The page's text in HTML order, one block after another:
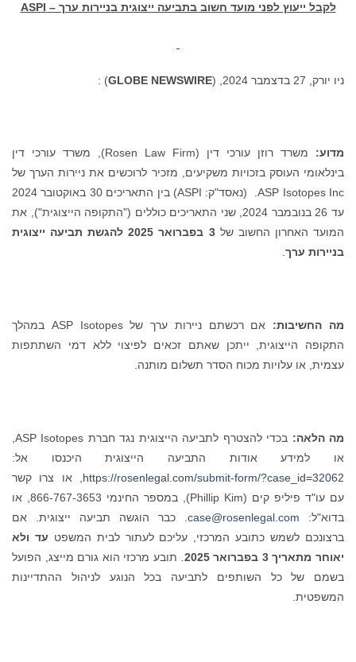
לקבל ייעוץ לפני מועד חשוב בתביעה ייצוגית בניירות ערך – ASPI
ניו יורק, 27 בדצמבר 2024, ( GLOBE NEWSWIRE
) :
מדוע:
משרד רוזן עורכי דין (Rosen Law Firm), משרד עורכי דין
בינלאומי העוסק בזכויות משקיעים, מזכיר לרוכשים את ניירות הערך של
ASP Isotopes Inc. (נאסד"ק: ASPI) בין התאריכים 30 באוקטובר 2024
עד 26 בנובמבר 2024, שני התאריכים כוללים ("התקופה הייצוגית"), את
המועד האחרון החשוב של 3 בפברואר 2025
להגשת תביעה ייצוגית
בניירות ערך.
מה החשיבות:
אם רכשתם ניירות ערך של ASP Isotopes במהלך
התקופה הייצוגית, ייתכן שאתם זכאים לפיצוי ללא דמי השתתפות
עצמית, או עלויות מכוח הסדר תשלום מותנה.
מה הלאה:
או למידע אודות התביעה הייצוגית היכנסו אל:
https://rosenlegal.com/submit-form/?case_id=32062 , או צרו קשר
עם עו"ד פיליפ קים (Phillip Kim), במספר החינמי 866-767-3653, או
בדוא"ל: case@rosenlegal.com . כבר הוגשה תביעה ייצוגית. אם
ברצונכם לשמש כתובע המרכזי, עליכם לעתור לבית המשפט עד ולא
יאוחר מתאריך 3 בפברואר 2025
תובע מרכזי הוא גורם מייצג, הפועל
בשמם של כל השותפים לתביעה בכל הנוגע לניהול ההתדיינות
המשפטית.